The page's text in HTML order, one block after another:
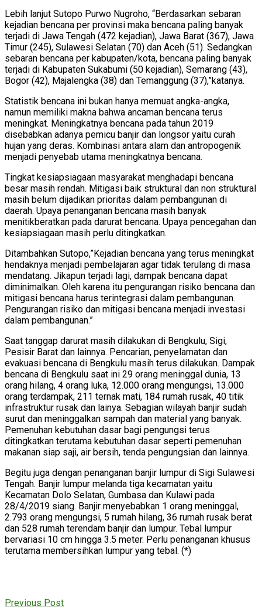
Lebih lanjut Sutopo Purwo Nugroho, “Berdasarkan sebaran
kejadian bencana per provinsi maka bencana paling banyak
terjadi di Jawa Tengah (472 kejadian), Jawa Barat (367), Jawa
Timur (245), Sulawesi Selatan (70) dan Aceh (51). Sedangkan
sebaran bencana per kabupaten/kota, bencana paling banyak
terjadi di Kabupaten Sukabumi (50 kejadian), Semarang (43),
Bogor (42), Majalengka (38) dan Temanggung (37),”katanya.
Statistik bencana ini bukan hanya memuat angka-angka,
namun memiliki makna bahwa ancaman bencana terus
meningkat. Meningkatnya bencana pada tahun 2019
disebabkan adanya pemicu banjir dan longsor yaitu curah
hujan yang deras. Kombinasi antara alam dan antropogenik
menjadi penyebab utama meningkatnya bencana.
Tingkat kesiapsiagaan masyarakat menghadapi bencana
besar masih rendah. Mitigasi baik struktural dan non struktural
masih belum dijadikan prioritas dalam pembangunan di
daerah. Upaya penanganan bencana masih banyak
menitikberatkan pada darurat bencana. Upaya pencegahan dan
kesiapsiagaan masih perlu ditingkatkan.
Ditambahkan Sutopo,”Kejadian bencana yang terus meningkat
hendaknya menjadi pembelajaran agar tidak terulang di masa
mendatang. Jikapun terjadi lagi, dampak bencana dapat
diminimalkan. Oleh karena itu pengurangan risiko bencana dan
mitigasi bencana harus terintegrasi dalam pembangunan.
Pengurangan risiko dan mitigasi bencana menjadi investasi
dalam pembangunan.”
Saat tanggap darurat masih dilakukan di Bengkulu, Sigi,
Pesisir Barat dan lainnya. Pencarian, penyelamatan dan
evakuasi bencana di Bengkulu masih terus dilakukan. Dampak
bencana di Bengkulu saat ini 29 orang meninggal dunia, 13
orang hilang, 4 orang luka, 12.000 orang mengungsi, 13.000
orang terdampak, 211 ternak mati, 184 rumah rusak, 40 titik
infrastruktur rusak dan lainya. Sebagian wilayah banjir sudah
surut dan meninggalkan sampah dan material yang banyak.
Pemenuhan kebutuhan dasar bagi pengungsi terus
ditingkatkan terutama kebutuhan dasar seperti pemenuhan
makanan siap saji, air bersih, tenda pengungsian dan lainnya.
Begitu juga dengan penanganan banjir lumpur di Sigi Sulawesi
Tengah. Banjir lumpur melanda tiga kecamatan yaitu
Kecamatan Dolo Selatan, Gumbasa dan Kulawi pada
28/4/2019 siang. Banjir menyebabkan 1 orang meninggal,
2.793 orang mengungsi, 5 rumah hilang, 36 rumah rusak berat
dan 528 rumah terendam banjir dan lumpur. Tebal lumpur
bervariasi 10 cm hingga 3.5 meter. Perlu penanganan khusus
terutama membersihkan lumpur yang tebal. (*)
Previous Post